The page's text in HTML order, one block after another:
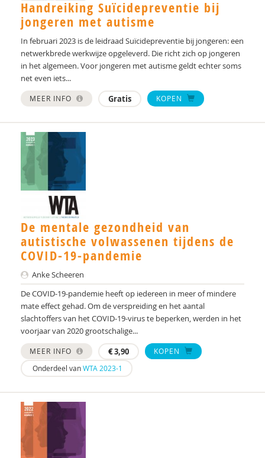
S.M. Bögels
Rianne Bosch
Yvonne Bouman
Drs. C.E.M. Calmes-van der Schot
Drs. Caroline Schuurman
dr. Catharina A. Hartman
Dr. Cathelijne Tesink
Rutger Clarijs
Silvie D. M. Broers
Jacques D. M. van Lankveld
Romy Damhuis
Marina Danckaerts
Karen den Dekker
Wilma Denteneer-van der Pasch
Dr.Y. Dijkxhoorn
C.D. Dirksen
Peter van der Doef
Mw. Dr. A.A. Spek
prof. dr. C. de Ruiter
Handreiking Suïcidepreventie bij
jongeren met autisme
In februari 2023 is de leidraad Suïcidepreventie bij jongeren: een
netwerkbrede werkwijze opgeleverd. Die richt zich op jongeren
in het algemeen. Voor jongeren met autisme geldt echter soms
net even iets...
MEER INFO Gratis KOPEN
De mentale gezondheid van
autistische volwassenen tijdens de
COVID-19-pandemie
Anke Scheeren
De COVID-19-pandemie heeft op iedereen in meer of mindere
mate effect gehad. Om de verspreiding en het aantal
slachtoffers van het COVID-19-virus te beperken, werden in het
voorjaar van 2020 grootschalige...
MEER INFO €3,90
KOPEN
Onderdeel vanWTA 2023-1